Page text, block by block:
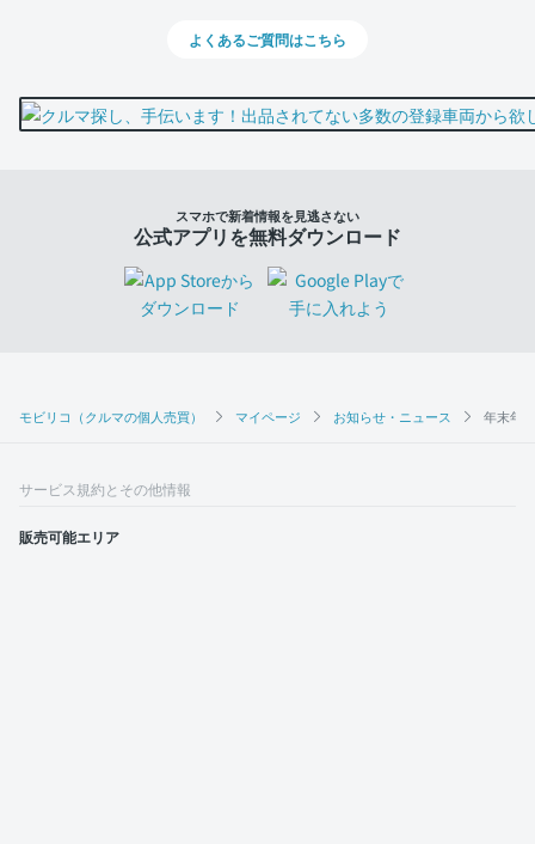
モビリコ（クルマの個人売買） マイページ お知らせ・ニュース 年末年
よくあるご質問はこちら
スマホで新着情報を見逃さない
公式アプリを無料ダウンロード
サービス規約とその他情報
販売可能エリア